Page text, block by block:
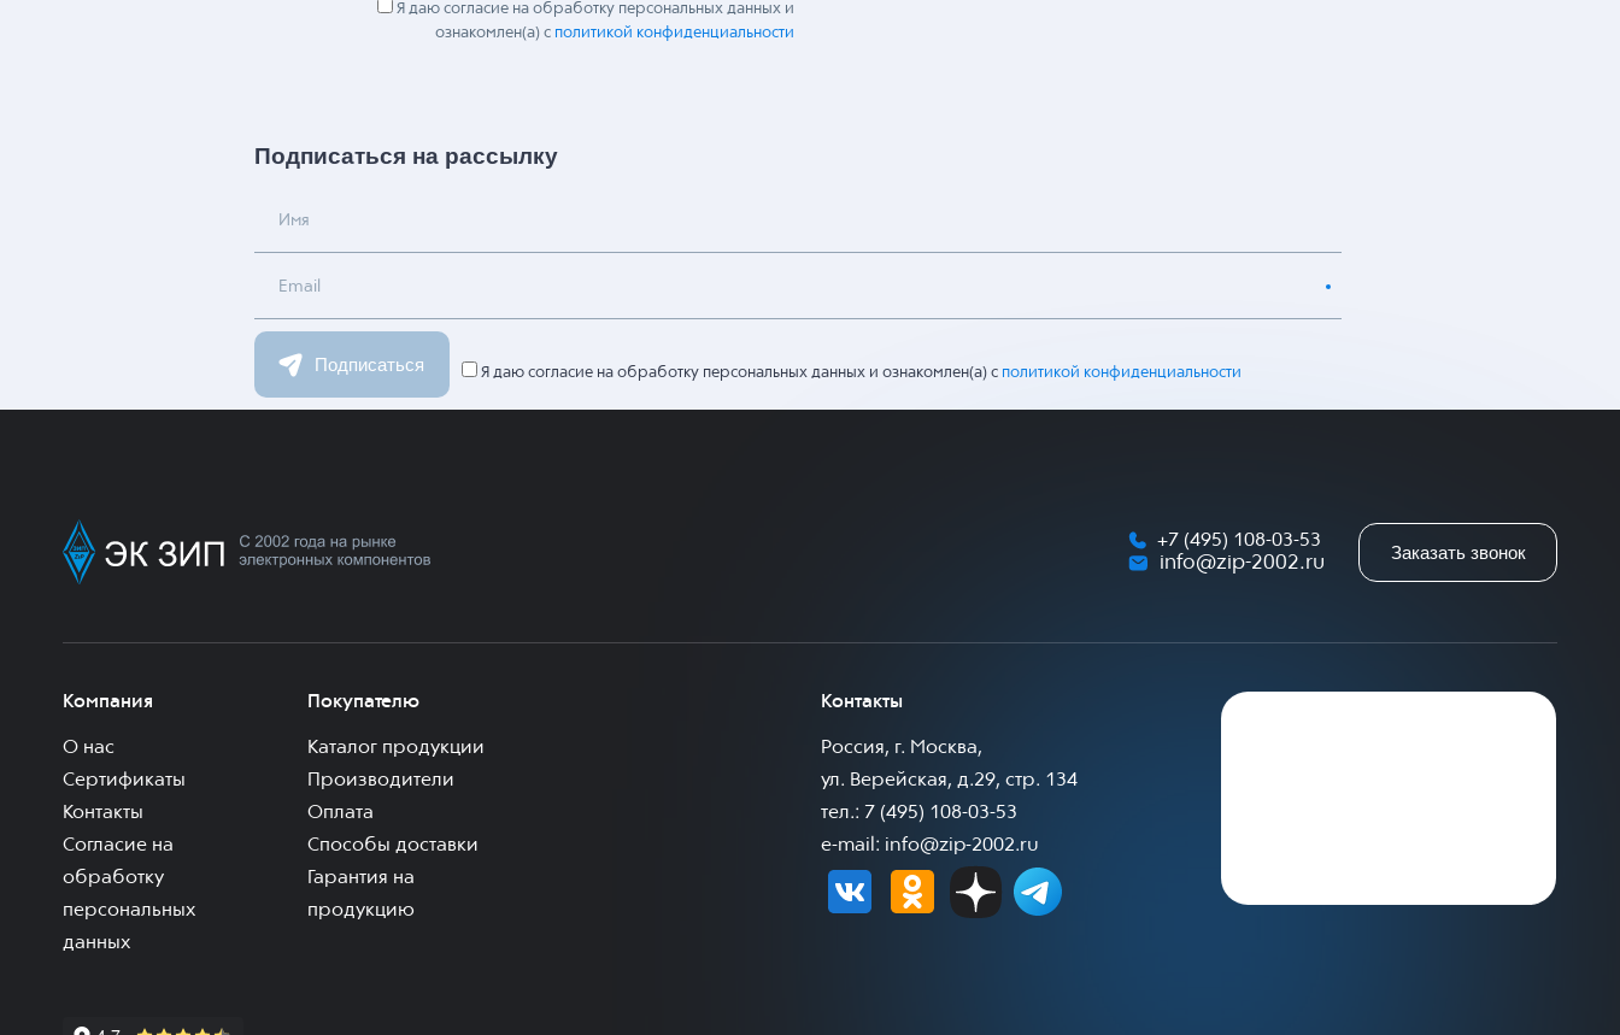
Я даю согласие на обработку персональных данных и
ознакомлен(а) с политикой конфиденциальности
Подписаться на рассылку
Имя
Email
Подписаться Я даю согласие на обработку персональных данных и ознакомлен(а) с политикой конфиденциальности
+7 (495) 108-03-53
info@zip-2002.ru
Заказать звонок
Компания
О нас
Сертификаты
Контакты
Согласие на
обработку
персональных
данных
Покупателю
Каталог продукции
Производители
Оплата
Способы доставки
Гарантия на
продукцию
Контакты
Россия, г. Москва,
ул. Верейская, д.29, стр. 134
тел.: 7 (495) 108-03-53
e-mail: info@zip-2002.ru